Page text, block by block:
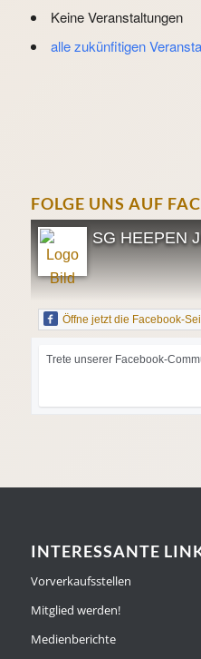
Keine Veranstaltungen
alle zukünfitigen
FOLGE UNS AUF
SG HEEPEN
Öffne jetzt die Facebook-
Trete unserer Facebook-
INTERESSANTE
Vorverkaufsstellen
Mitglied werden!
Medienberichte